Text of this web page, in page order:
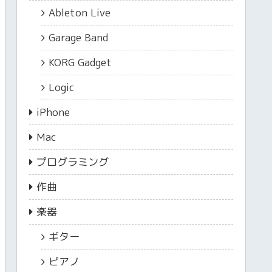
Ableton Live
Garage Band
KORG Gadget
Logic
iPhone
Mac
プログラミング
作曲
楽器
ギター
ピアノ